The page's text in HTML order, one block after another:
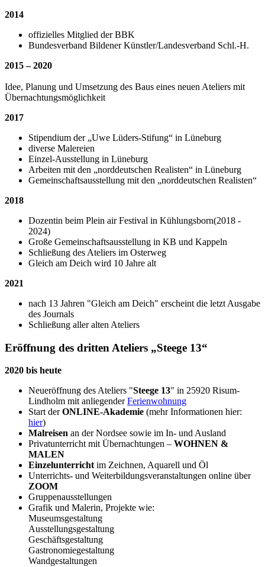
2014
offizielles Mitglied der BBK
Bundesverband Bildener Künstler/Landesverband Schl.-H.
2015 – 2020
Idee, Planung und Umsetzung des Baus eines neuen Ateliers mit
Übernachtungsmöglichkeit
2017
Stipendium der „Uwe Lüders-Stifung“ in Lüneburg
diverse Malereien
Einzel-Ausstellung in Lüneburg
Arbeiten mit den „norddeutschen Realisten“ in Lüneburg
Gemeinschaftsausstellung mit den „norddeutschen Realisten“
2018
Dozentin beim Plein air Festival in Kühlungsborn(2018 -
2024)
Große Gemeinschaftsausstellung in KB und Kappeln
Schließung des Ateliers im Osterweg
Gleich am Deich wird 10 Jahre alt
2021
nach 13 Jahren "Gleich am Deich" erscheint die letzt Ausgabe
des Journals
Schließung aller alten Ateliers
Eröffnung des dritten Ateliers „Steege 13“
2020 bis heute
Neueröffnung des Ateliers "Steege 13" in 25920 Risum-
Lindholm mit anliegenderFerienwohnung
Start derONLINE-Akademie (mehr Informationen hier:
hier)
Malreisen an der Nordsee sowie im In- und Ausland
Privatunterricht mit Übernachtungen – WOHNEN &
MALEN
Einzelunterricht im Zeichnen, Aquarell und Öl
Unterrichts- und Weiterbildungsveranstaltungen online über
ZOOM
Gruppenausstellungen
Grafik und Malerin, Projekte wie:
Museumsgestaltung
Ausstellungsgestaltung
Geschäftsgestaltung
Gastronomiegestaltung
Wandgestaltungen